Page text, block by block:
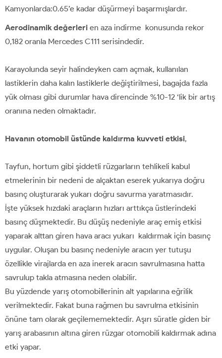
Kamyonlarda:0.65’e kadar düşürmeyi başarmışlardır.
Aerodinamik değerleri en aza indirme konusunda rekor
0,182 oranla Mercedes C111 serisindedir.
Karayolunda seyir halindeyken cam açmak, kullanılan
lastiklerin daha kalın lastiklerle değiştirilmesi, bagajda fazla
yük olması gibi durumlar hava direncinde %10-12 ‘lik bir artış
oranına neden olmaktadır.
Havanın otomobil üstünde kaldırma kuvveti etkisi,
Tayfun, hortum gibi şiddetli rüzgarların tehlikeli kabul
etmelerinin bir nedeni de alçaktan eserek yukarıya doğru
basınç oluşturarak yukarı doğru savurma yaratmasıdır.
İşte yüksek hızdaki araçların hızları arttıkça üstlerindeki
basınç düşmektedir. Bu düşüş nedeniyle araç emiş etkisi
yaparak alttan giren hava aracı yukarı kaldırmak için basınç
uygular. Oluşan bu basınç nedeniyle aracın yer tutuşu
özellikle virajlarda en aza inerek aracın savrulmasına hatta
savrulup takla atmasına neden olabilir.
Bu yüzdende yarış otomobillerinin alt yapılarına eğrilik
verilmektedir. Fakat buna rağmen bu savrulma etkisinin
önüne tam olarak geçilememektedir. Aşırı süratle giden bir
yarış arabasının altına giren rüzgar otomobili kaldırmak adına
etki yapar.